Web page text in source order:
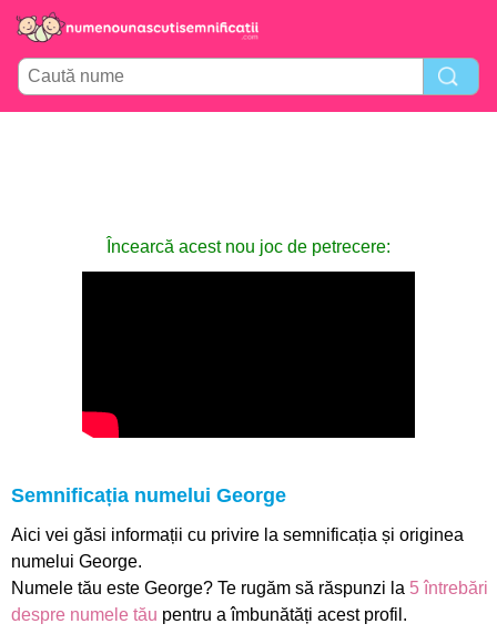
Încearcă acest nou joc de petrecere:
Semnificația numelui George
Aici vei găsi informații cu privire la semnificația și originea
numelui George.
Numele tău este George? Te rugăm să răspunzi la 5 întrebări
despre numele tău pentru a îmbunătăți acest profil.